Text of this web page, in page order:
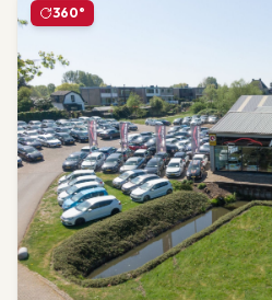
360°